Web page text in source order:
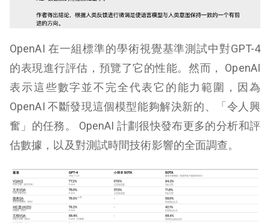
OpenAI 在一組標準的學術視覺基準測試中對GPT-4
的表現進行評估，預覽了它的性能。然而， OpenAI
表示這些數字並不完全代表它的能力範圍，因為
OpenAI 不斷發現這個模型能夠解決新的、「令人興
奮」的任務。 OpenAI 計劃很快發布更多的分析和評
估數據，以及對測試時間技術影響的全面調查。